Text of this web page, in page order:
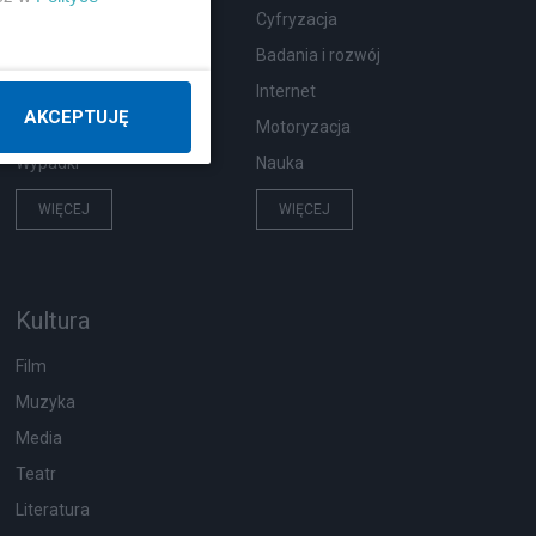
Ekologia
Wypadki
WIĘCEJ
Cyfryzacja
Badania i rozwój
Internet
Motoryzacja
Nauka
WIĘCEJ
Kultura
Film
Muzyka
Media
Teatr
Literatura
AKCEPTUJĘ